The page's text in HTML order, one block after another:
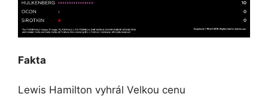
Fakta
Lewis Hamilton vyhrál Velkou cenu